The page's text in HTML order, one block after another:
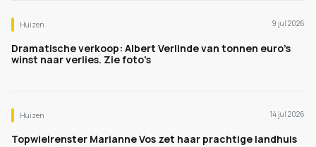
Huizen 9 jul 2026
Dramatische verkoop: Albert Verlinde van tonnen euro's
winst naar verlies. Zie foto's
Huizen 14 jul 2026
Topwielrenster Marianne Vos zet haar prachtige landhuis